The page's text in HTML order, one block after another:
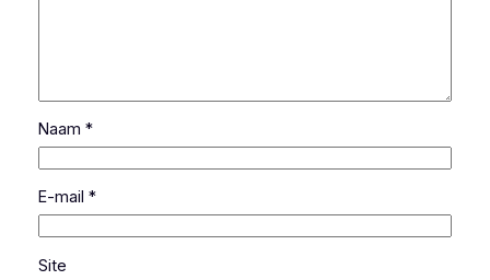
Naam *
E-mail *
Site